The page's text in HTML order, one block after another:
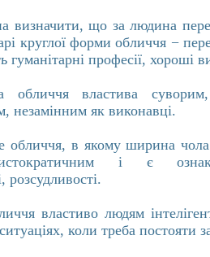
що за людина
круглої форми обличчя −
професії, хороші
обличчя властива
незамінним як виконавці.
обличчя, в якому ширина
і є
розсудливості.
властиво людям
коли треба постояти